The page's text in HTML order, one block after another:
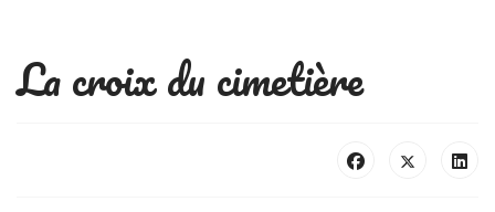
La croix du cimetière